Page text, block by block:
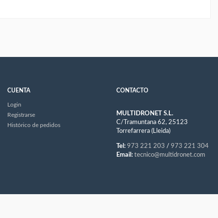
CUENTA
Login
Registrarse
Histórico de pedidos
CONTACTO
MULTIDRONET S.L.
C/Tramuntana 62, 25123
Torrefarrera (Lleida)
Tel: 973 221 203 / 973 221 304
Email: tecnico@multidronet.com